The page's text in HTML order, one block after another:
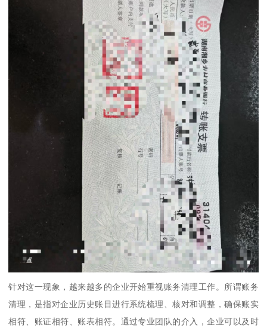
针对这一现象，越来越多的企业开始重视账务清理工作。所谓账务
清理，是指对企业历史账目进行系统梳理、核对和调整，确保账实
相符、账证相符、账表相符。通过专业团队的介入，企业可以及时